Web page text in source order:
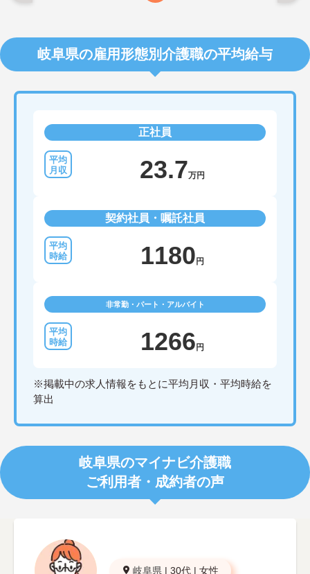
岐阜県の雇用形態別介護職の平均給与
正社員
23.7万円
契約社員・嘱託社員
1180 円
非常勤・パート・アルバイト
1266 円
※掲載中の求人情報をもとに平均月収・平均時給を
算出
岐阜県のマイナビ介護職
ご利用者・成約者の声
岐阜県 | 30代 | 女性